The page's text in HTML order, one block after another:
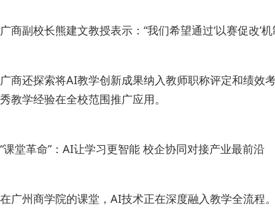
广商副校长熊建文教授表示：“我们希望通过‘以赛促改’
广商还探索将AI教学创新成果纳入教师职称评定和绩效
秀教学经验在全校范围推广应用。
“课堂革命”：AI让学习更智能 校企协同对接产业最前沿
在广州商学院的课堂，AI技术正在深度融入教学全流程